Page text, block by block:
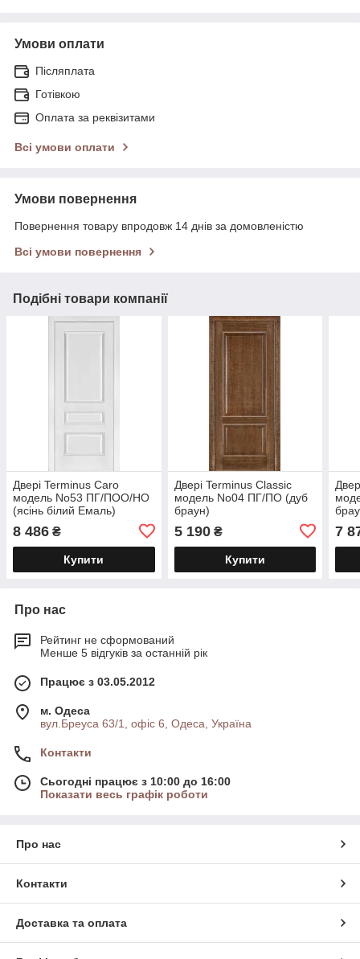
Умови оплати
Післяплата
Готівкою
Оплата за реквізитами
Всі умови оплати
Умови повернення
Повернення товару впродовж 14 днів за домовленістю
Всі умови повернення
Подібні товари компанії
Двері Terminus Caro
модель No53 ПГ/ПОО/НО
(ясінь білий Емаль)
8 486 ₴
Купити
Двері Terminus Classic
модель No04 ПГ/ПО (дуб
браун)
5 190₴
Купити
7
Про нас
Рейтинг не сформований
Менше 5 відгуків за останній рік
Працює з 03.05.2012
м. Одеса
вул.Бреуса 63/1, офіс 6, Одеса, Україна
Контакти
Сьогодні працює з 10:00 до 16:00
Показати весь графік роботи
Про нас
Контакти
Доставка та оплата